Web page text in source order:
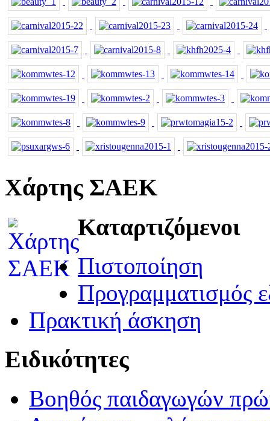
Χάρτης ΣΑΕΚ
Καταρτιζόμενοι
Πιστοποίηση
Προγραμματισμός
Πρακτική άσκηση
Ειδικότητες
Βοηθός παιδαγωγών